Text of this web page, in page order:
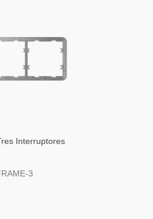
Interruptores
3